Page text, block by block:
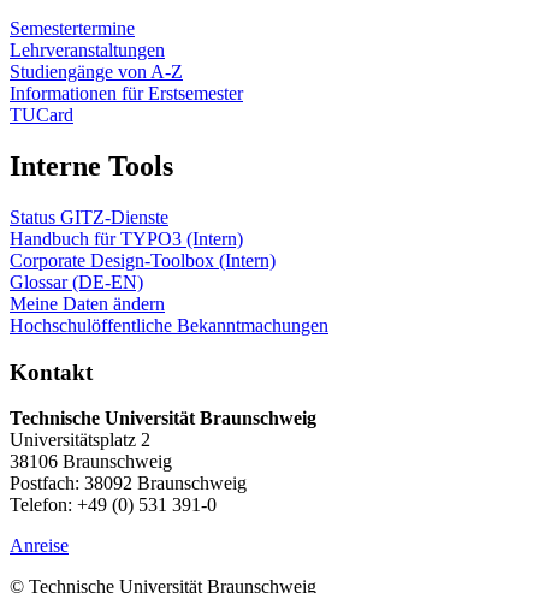
Semestertermine
Lehrveranstaltungen
Studiengänge von A-Z
Informationen für Erstsemester
TUCard
Interne Tools
Status GITZ-Dienste
Handbuch für TYPO3 (Intern)
Corporate Design-Toolbox (Intern)
Glossar (DE-EN)
Meine Daten ändern
Hochschulöffentliche Bekanntmachungen
Kontakt
Technische Universität Braunschweig
Universitätsplatz 2
38106 Braunschweig
Postfach: 38092 Braunschweig
Telefon: +49 (0) 531 391-0
Anreise
© Technische Universität Braunschweig